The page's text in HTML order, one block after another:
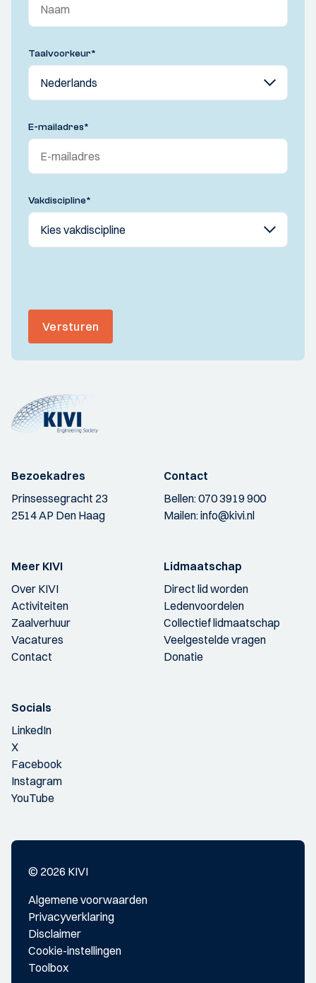
Taalvoorkeur*
E-mailadres*
Vakdiscipline*
Versturen
Bezoekadres
Prinsessegracht 23
2514 AP Den Haag
Contact
Bellen:070 3919 900
Mailen:info@kivi.nl
Meer KIVI
Over KIVI
Activiteiten
Zaalverhuur
Vacatures
Contact
Lidmaatschap
Direct lid worden
Ledenvoordelen
Collectief lidmaatschap
Veelgestelde vragen
Donatie
Socials
LinkedIn
X
Facebook
Instagram
YouTube
© 2026 KIVI
Algemene voorwaarden
Privacyverklaring
Disclaimer
Cookie-instellingen
Toolbox